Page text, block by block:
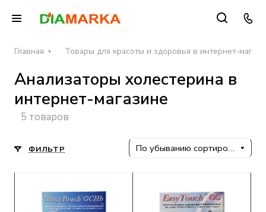
Главная Товары для красоты и здоровья в интернет-
Анализаторы холестерина в
интернет-магазине
5 товаров
ФИЛЬТР По убыванию сортировки